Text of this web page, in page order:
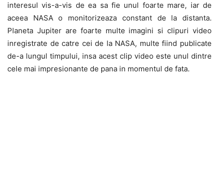
interesul vis-a-vis de ea sa fie unul foarte mare, iar de
aceea NASA o monitorizeaza constant de la distanta.
Planeta Jupiter are foarte multe imagini si clipuri video
inregistrate de catre cei de la NASA, multe fiind publicate
de-a lungul timpului, insa acest clip video este unul dintre
cele mai impresionante de pana in momentul de fata.